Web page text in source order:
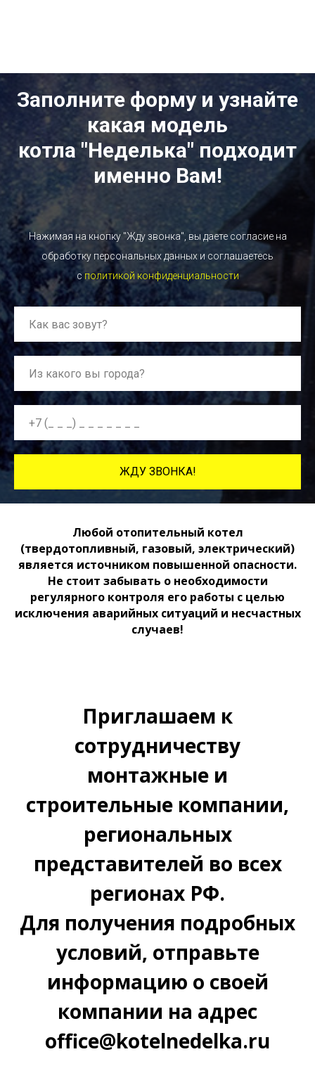
Заполните форму и узнайте
какая модель
котла "Неделька" подходит
именно Вам!
Нажимая на кнопку "Жду звонка", вы даете согласие на
обработку персональных данных и соглашаетесь
cполитикой конфиденциальности
ЖДУ ЗВОНКА!
Любой отопительный котел
(твердотопливный, газовый, электрический)
является источником повышенной опасности.
Не стоит забывать о необходимости
регулярного контроля его работы с целью
исключения аварийных ситуаций и несчастных
случаев!
Приглашаем к
сотрудничеству
монтажные и
строительные компании,
региональных
представителей во всех
регионах РФ.
Для получения подробных
условий, отправьте
информацию о своей
компании на адрес
office@kotelnedelka.ru